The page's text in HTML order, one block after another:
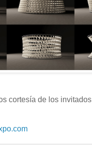
cortesía de los invitados